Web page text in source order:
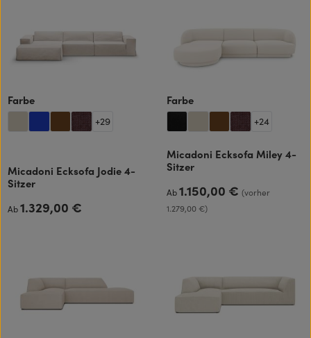
Farbeauswählen
+29
Micadoni Ecksofa Jodie 4-
Sitzer
Regulärer Preis:
Ab1.329,00 €
Farbeauswählen
+24
Micadoni Ecksofa Miley 4-
Sitzer
Regulärer Preis:
Ab1.150,00 €(vorher
1.279,00 €)